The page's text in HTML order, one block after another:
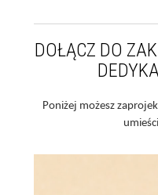
DOŁĄCZ DO
Poniżej możesz